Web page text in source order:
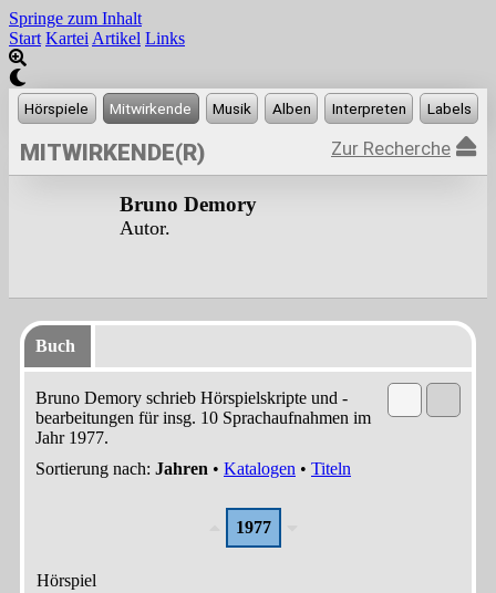
Springe zum Inhalt
Start Kartei Artikel Links
MITWIRKENDE(R) Zur Recherche
Bruno Demory
Autor.
Buch
Bruno Demory schrieb Hörspielskripte und -
bearbeitungen für insg. 10 Sprachaufnahmen im
Jahr 1977.
Sortierung nach: Jahren • Katalogen • Titeln
1977
Hörspiel